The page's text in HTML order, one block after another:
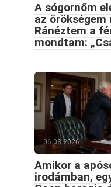
A sógornőm
az
Ránéztem a
mondtam:
06.08.2026
Amikor a
irodámban,